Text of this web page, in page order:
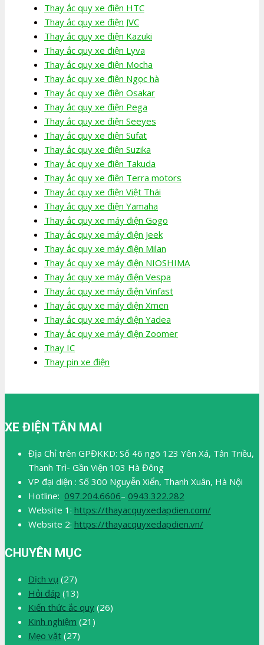
Thay ắc quy xe điện HTC
Thay ắc quy xe điện JVC
Thay ắc quy xe điện Kazuki
Thay ắc quy xe điện Lyva
Thay ắc quy xe điện Mocha
Thay ắc quy xe điện Ngọc hà
Thay ắc quy xe điện Osakar
Thay ắc quy xe điện Pega
Thay ắc quy xe điện Seeyes
Thay ắc quy xe điện Sufat
Thay ắc quy xe điện Suzika
Thay ắc quy xe điện Takuda
Thay ắc quy xe điện Terra motors
Thay ắc quy xe điện Việt Thái
Thay ắc quy xe điện Yamaha
Thay ắc quy xe máy điện Gogo
Thay ắc quy xe máy điện Jeek
Thay ắc quy xe máy điện Milan
Thay ắc quy xe máy điện NIOSHIMA
Thay ắc quy xe máy điện Vespa
Thay ắc quy xe máy điện Vinfast
Thay ắc quy xe máy điện Xmen
Thay ắc quy xe máy điện Yadea
Thay ắc quy xe máy điện Zoomer
Thay IC
Thay pin xe điện
XE ĐIỆN TÂN MAI
Địa Chỉ trên GPĐKKD: Số 46 ngõ 123 Yên Xá, Tân Triều,
Thanh Trì- Gần Viện 103 Hà Đông
VP đại diện : Số 300 Nguyễn Xiển, Thanh Xuân, Hà Nội
Hotline: 097.204.6606– 0943.322.282
Website 1: https://thayacquyxedapdien.com/
Website 2: https://thayacquyxedapdien.vn/
CHUYÊN MỤC
Dịch vụ (27)
Hỏi đáp (13)
Kiến thức ắc quy (26)
Kinh nghiệm (21)
Mẹo vặt (27)